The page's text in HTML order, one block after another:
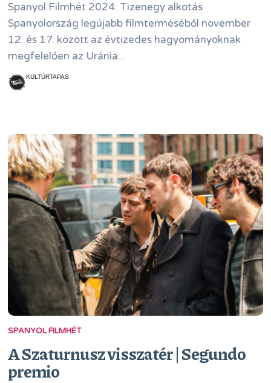
Spanyol Filmhét 2024: Tizenegy alkotás
Spanyolország legújabb filmterméséből november
12. és 17. között az évtizedes hagyományoknak
megfelelően az Uránia...
KULTÚRTAPAS
SPANYOL FILMHÉT
A Szaturnusz visszatér | Segundo
premio